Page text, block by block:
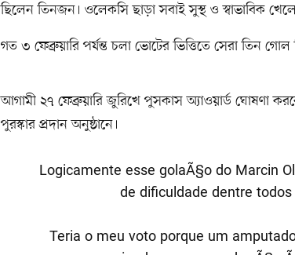
ছিলেন তিনজন। ওলেকসি ছাড়া সবাই সুস্থ ও স্বাভাবিক
গত ৩ ফেব্রুয়ারি পর্যন্ত চলা ভোটের ভিত্তিতে সেরা তিন গোল
আগামী ২৭ ফেব্রুয়ারি জুরিখে পুসকাস অ্যাওয়ার্ড ঘোষণা
পুরস্কার প্রদান অনুষ্ঠানে।
Logicamente esse golaÃ§o do Marcin
de dificuldade dentre todos
Teria o meu voto porque um